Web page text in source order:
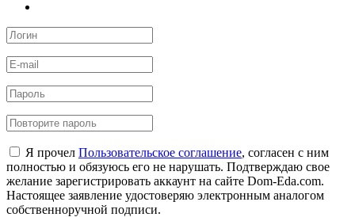
Я прочел Пользовательское соглашение, согласен с ним
полностью и обязуюсь его не нарушать. Подтверждаю свое
желание зарегистрировать аккаунт на сайте Dom-Eda.com.
Настоящее заявление удостоверяю электронным аналогом
собственноручной подписи.